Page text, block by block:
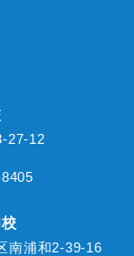
27-12
南浦和2-39-16